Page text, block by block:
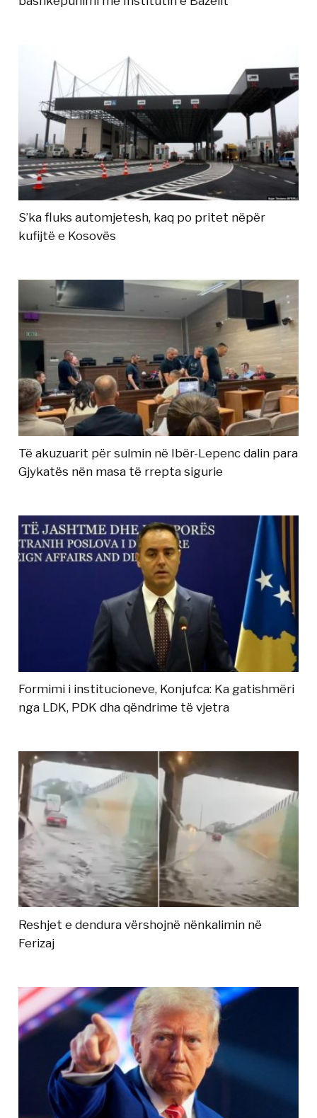
S’ka fluks automjetesh, kaq po pritet nëpër
kufijtë e Kosovës
Të akuzuarit për sulmin në Ibër-Lepenc dalin para
Gjykatës nën masa të rrepta sigurie
Formimi i institucioneve, Konjufca: Ka gatishmëri
nga LDK, PDK dha qëndrime të vjetra
Reshjet e dendura vërshojnë nënkalimin në
Ferizaj